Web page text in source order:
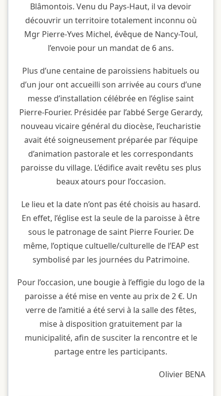
Blâmontois. Venu du Pays-Haut, il va devoir
découvrir un territoire totalement inconnu où
Mgr Pierre-Yves Michel, évêque de Nancy-Toul,
l’envoie pour un mandat de 6 ans.
Plus d’une centaine de paroissiens habituels ou
d’un jour ont accueilli son arrivée au cours d’une
messe d’installation célébrée en l’église saint
Pierre-Fourier. Présidée par l’abbé Serge Gerardy,
nouveau vicaire général du diocèse, l’eucharistie
avait été soigneusement préparée par l’équipe
d’animation pastorale et les correspondants
paroisse du village. L’édifice avait revêtu ses plus
beaux atours pour l’occasion.
Le lieu et la date n’ont pas été choisis au hasard.
En effet, l’église est la seule de la paroisse à être
sous le patronage de saint Pierre Fourier. De
même, l’optique cultuelle/culturelle de l’EAP est
symbolisé par les journées du Patrimoine.
Pour l’occasion, une bougie à l’effigie du logo de la
paroisse a été mise en vente au prix de 2 €. Un
verre de l’amitié a été servi à la salle des fêtes,
mise à disposition gratuitement par la
municipalité, afin de susciter la rencontre et le
partage entre les participants.
Olivier BENA